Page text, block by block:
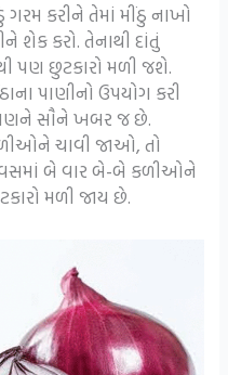
ગરમ કરીને તેમાં મીંઠુ નાખો
શેક કરો. તેનાથી દાંતું
પણ છુટકારો મળી જશે.
પાણીનો ઉપયોગ કરી
સૌને ખબર જ છે.
ચાવી જાઓ, તો
બે વાર બે-બે કળીઓને
મળી જાય છે.